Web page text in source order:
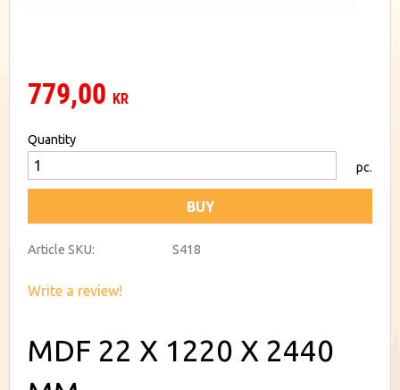
779,00 KR
Quantity
pc.
BUY
Article SKU S418
Write a review!
MDF 22 X 1220 X 2440